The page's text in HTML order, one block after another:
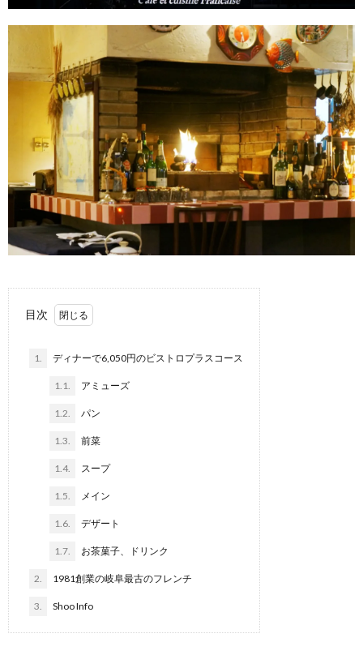
目次
1. ディナーで6,050円のビストロプラスコース
1.1. アミューズ
1.2. パン
1.3. 前菜
1.4. スープ
1.5. メイン
1.6. デザート
1.7. お茶菓子、ドリンク
2. 1981創業の岐阜最古のフレンチ
3. Shoo Info